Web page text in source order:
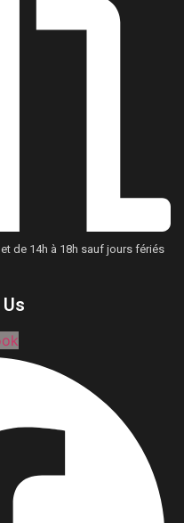
de 14h à 18h sauf jours fériés